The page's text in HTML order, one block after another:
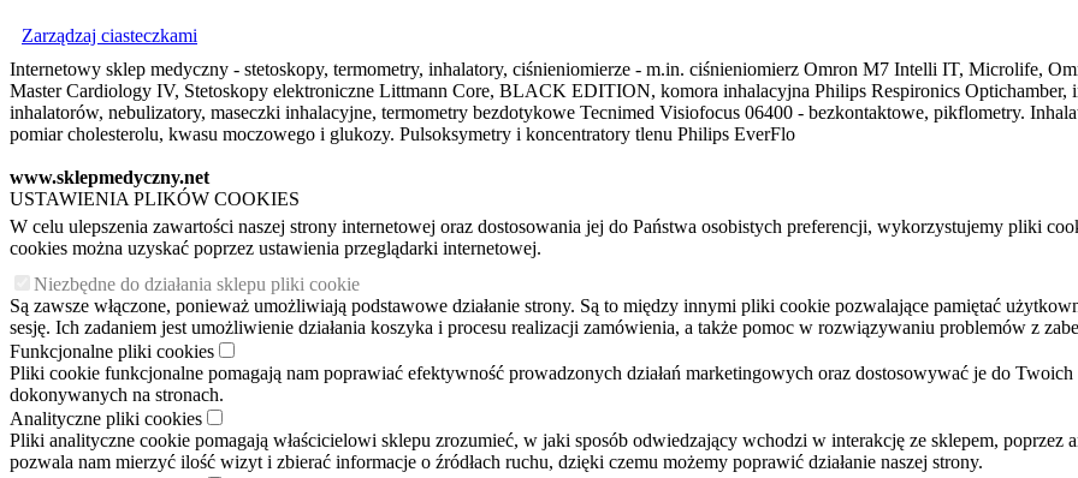
Zarządzaj ciasteczkami
Internetowy sklep medyczny - stetoskopy, termometry, inhalatory, ciśnieniomierze - m.in. ciśnieniomierz Omron M7 Intelli IT, Microlife,
Master Cardiology IV, Stetoskopy elektroniczne Littmann Core, BLACK EDITION, komora inhalacyjna Philips Respironics Optichamber,
inhalatorów, nebulizatory, maseczki inhalacyjne, termometry bezdotykowe Tecnimed Visiofocus 06400 - bezkontaktowe, pikflometry.
pomiar cholesterolu, kwasu moczowego i glukozy. Pulsoksymetry i koncentratory tlenu Philips EverFlo
www.sklepmedyczny.net
USTAWIENIA PLIKÓW COOKIES
W celu ulepszenia zawartości naszej strony internetowej oraz dostosowania jej do Państwa osobistych preferencji, wykorzystujemy pliki
cookies można uzyskać poprzez ustawienia przeglądarki internetowej.
Niezbędne do działania sklepu pliki cookie
Są zawsze włączone, ponieważ umożliwiają podstawowe działanie strony. Są to między innymi pliki cookie pozwalające pamiętać
sesję. Ich zadaniem jest umożliwienie działania koszyka i procesu realizacji zamówienia, a także pomoc w rozwiązywaniu problemów z
Funkcjonalne pliki cookies
Pliki cookie funkcjonalne pomagają nam poprawiać efektywność prowadzonych działań marketingowych oraz dostosowywać je do
dokonywanych na stronach.
Analityczne pliki cookies
Pliki analityczne cookie pomagają właścicielowi sklepu zrozumieć, w jaki sposób odwiedzający wchodzi w interakcję ze sklepem,
pozwala nam mierzyć ilość wizyt i zbierać informacje o źródłach ruchu, dzięki czemu możemy poprawić działanie naszej strony.